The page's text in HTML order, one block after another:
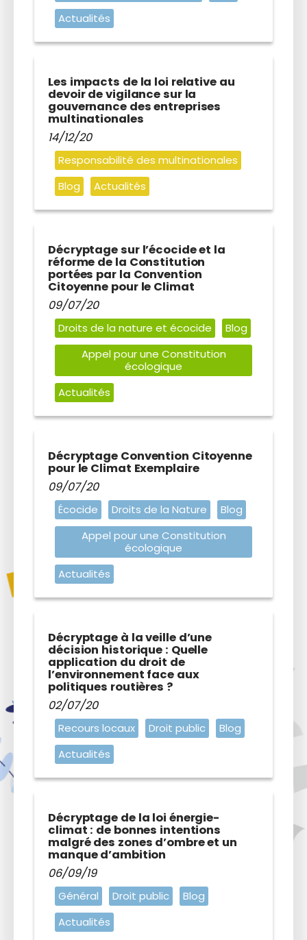
Actualités
Les impacts de la loi relative au
devoir de vigilance sur la
gouvernance des entreprises
multinationales
14/12/20
Responsabilité des multinationales
Blog
Actualités
Décryptage sur l’écocide et la
réforme de la Constitution
portées par la Convention
Citoyenne pour le Climat
09/07/20
Droits de la nature et écocide
Blog
Appel pour une Constitution
écologique
Actualités
Décryptage Convention Citoyenne
pour le Climat Exemplaire
09/07/20
Écocide Droits de la Nature
Blog
Appel pour une Constitution
écologique
Actualités
Décryptage à la veille d’une
décision historique : Quelle
application du droit de
l’environnement face aux
politiques routières ?
02/07/20
Recours locaux Droit public
Blog
Actualités
Décryptage de la loi énergie-
climat : de bonnes intentions
malgré des zones d’ombre et un
manque d’ambition
06/09/19
Général Droit public
Blog
Actualités